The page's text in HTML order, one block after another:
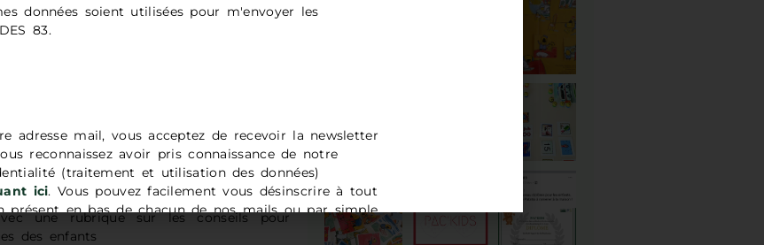
et Sorbonne Université)
de la vie courante (EPAC)
sur le nombre et les caractéristiques
donnant lieu à un recours aux soins
d’épidémiologie des causes de décès
à partir des certificats de décès.
accidentelles à des toxiques chez
à partir de données de plusieurs sources
et 2020
une rubrique sur les conseils pour
des enfants
données soient utilisées pour m'envoyer les
83.
adresse mail, vous acceptez de recevoir la newsletter
reconnaissez avoir pris connaissance de notre
(traitement et utilisation des données)
ici. Vous pouvez facilement vous désinscrire à tout
présent en bas de chacun de nos mails ou par simple
contact@codes83.org